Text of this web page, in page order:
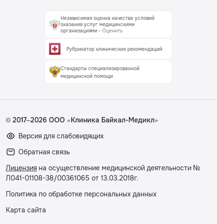
Независимая оценка качества условий
оказания услуг медицинскими
организациями • Оценить
Рубрикатор клинических рекомендаций
Стандарты специализированной
медицинской помощи
© 2017–2026 ООО «Клиника Байкал-Медикл»
Версия для слабовидящих
Обратная связь
Лицензия на осуществление медицинской деятельности №
Л041-01108-38/00361065 от 13.03.2018г.
Политика по обработке персональных данных
Карта сайта